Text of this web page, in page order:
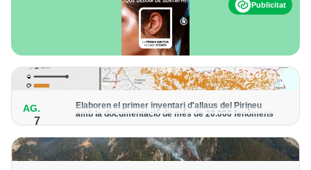
Publicitat
AG.
7
Elaboren el primer inventari d'allaus del Pirineu
amb la documentació de més de 20.000 fenòmens
Obra de l'Institut Cartogràfic i Geològic de Catalunya, amb